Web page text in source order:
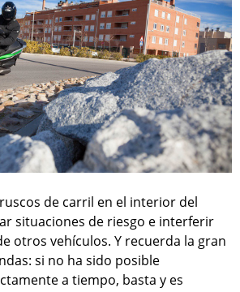
de carril en el interior del
situaciones de riesgo e interferir
otros vehículos. Y recuerda la gran
si no ha sido posible
a tiempo, basta y es